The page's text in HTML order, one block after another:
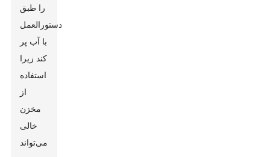
را طبق
دستورالعمل
با آب پر
کند زیرا
استفاده
از
مخزن
خالی
می‌تواند